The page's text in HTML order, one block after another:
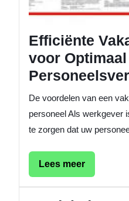
Efficiënte
voor
De voordelen van een
personeel Als werkgever
te zorgen dat uw
Lees meerLees
meer